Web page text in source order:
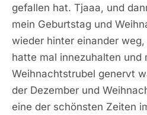
gefallen hat. Tjaaa, und
mein Geburtstag und
wieder hinter einander
hatte mal innezuhalten und
Weihnachtstrubel genervt
der Dezember und
eine der schönsten Zeiten